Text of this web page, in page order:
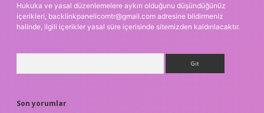
Hukuka ve yasal düzenlemelere aykırı olduğunu düşündüğünüz
içerikleri, backlinkpanelicomtr@gmail.com adresine bildirmeniz
halinde, ilgili içerikler yasal süre içerisinde sitemizden kaldırılacaktır.
Son yorumlar